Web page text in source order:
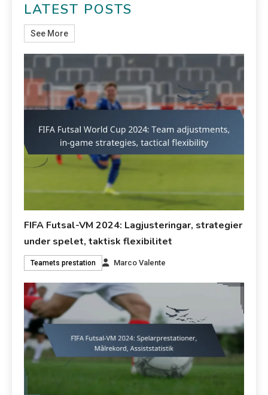
LATEST POSTS
See More
FIFA Futsal-VM 2024: Lagjusteringar, strategier
under spelet, taktisk flexibilitet
Teamets prestation Marco Valente